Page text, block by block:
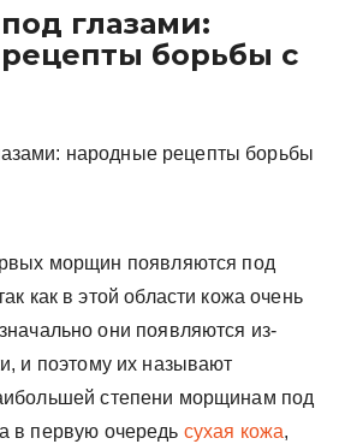
глазами:
борьбы с
морщин появляются под
как в этой области кожа очень
они появляются из-
и поэтому их называют
степени морщинам под
в первую очередь сухая кожа,